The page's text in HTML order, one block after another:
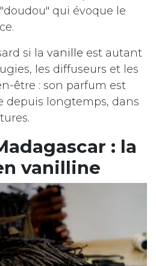
qui évoque le
si la vanille est autant
les diffuseurs et les
être : son parfum est
depuis longtemps, dans
: la
vanilline